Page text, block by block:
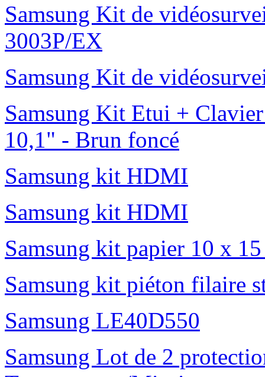
Samsung Kit de
3003P/EX
Samsung Kit de
Samsung Kit Etui +
10,1" - Brun foncé
Samsung kit HDMI
Samsung kit HDMI
Samsung kit papier 10 x
Samsung kit piéton filaire
Samsung LE40D550
Samsung Lot de 2